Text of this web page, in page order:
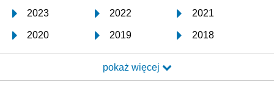
2023 2022 2021
2020 2019 2018
2017 2016 2015
2014 2013 2012
pokaż więcej